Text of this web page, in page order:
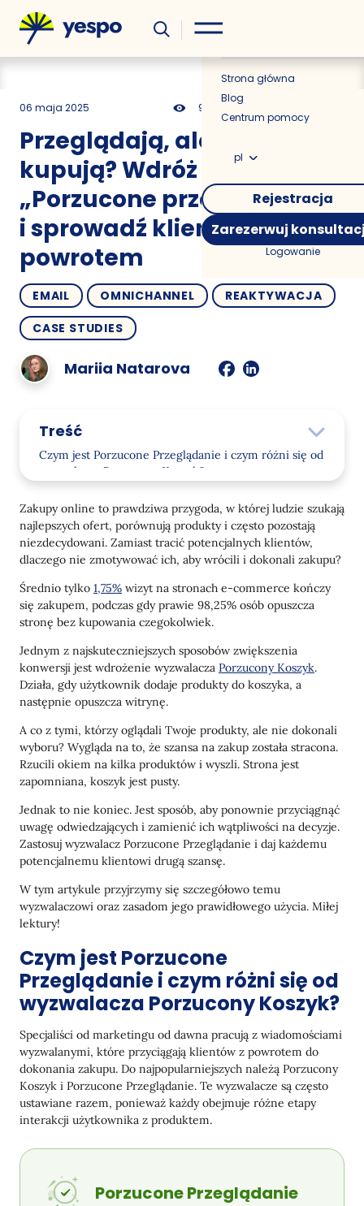
Aktualności
Strona główna
Blog
Centrum pomocy
pl
Rejestracja
Zarezerwuj
Logowanie
06 maja 2025 949
EMAIL OMNICHANNEL
REAKTYWACJA
CASE STUDIES
Przeglądają, ale nie
kupują? Wdróż wyzwalacz
„Porzucone przeglądanie”
i sprowadź klientów z
powrotem
Mariia Natarova
Treść
Czym jest Porzucone Przeglądanie i czym różni się od
wyzwalacza Porzucony Koszyk?
Jak działa wyzwalacz Porzucone Przeglądanie
Kiedy i jak powinny być wysyłane wiadomości?
Skuteczna treść dla Opuszczonych Przeglądów
Jak firmy wykorzystują Opuszczone Przeglądy
PUMA
„Foxtrot”
Yakaboo
Aurum
Struktura e-maila: Kluczowe elementy do
umieszczenia w wiadomości
Opcje Personalizacji Treści: Rekomendacje,
Omnichannel: nie tylko e-mail
Dlaczego warto używać różnych kanałów
komunikacji
Podsumowanie
Zakupy online to prawdziwa przygoda, w której ludzie szukają
najlepszych ofert, porównują produkty i często pozostają
niezdecydowani. Zamiast tracić potencjalnych klientów,
dlaczego nie zmotywować ich, aby wrócili i dokonali zakupu?
Średnio tylko 1,75% wizyt na stronach e-commerce kończy
się zakupem, podczas gdy prawie 98,25% osób opuszcza
stronę bez kupowania czegokolwiek.
Jednym z najskuteczniejszych sposobów zwiększenia
konwersji jest wdrożenie wyzwalacza Porzucony Koszyk.
Działa, gdy użytkownik dodaje produkty do koszyka, a
następnie opuszcza witrynę.
A co z tymi, którzy oglądali Twoje produkty, ale nie dokonali
wyboru? Wygląda na to, że szansa na zakup została stracona.
Rzucili okiem na kilka produktów i wyszli. Strona jest
zapomniana, koszyk jest pusty.
Jednak to nie koniec. Jest sposób, aby ponownie przyciągnąć
uwagę odwiedzających i zamienić ich wątpliwości na decyzje.
Zastosuj wyzwalacz Porzucone Przeglądanie i daj każdemu
potencjalnemu klientowi drugą szansę.
W tym artykule przyjrzymy się szczegółowo temu
wyzwalaczowi oraz zasadom jego prawidłowego użycia. Miłej
lektury!
Czym jest Porzucone
Przeglądanie i czym różni się od
wyzwalacza Porzucony Koszyk?
Specjaliści od marketingu od dawna pracują z wiadomościami
wyzwalanymi, które przyciągają klientów z powrotem do
dokonania zakupu. Do najpopularniejszych należą Porzucony
Koszyk i Porzucone Przeglądanie. Te wyzwalacze są często
ustawiane razem, ponieważ każdy obejmuje różne etapy
interakcji użytkownika z produktem.
Porzucone Przeglądanie